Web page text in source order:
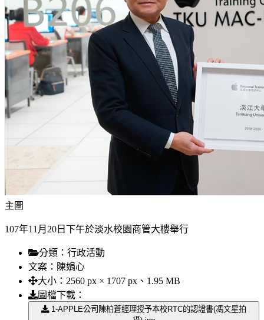
主圖
107年11月20日下午於淡水校園商管大樓舉行
分類： 行政活動
文案： 陳娟心
大小： 2560 px × 1707 px、1.95 MB
圖檔下載：
1-APPLE公司陳柏蒼經理授予本校RTC的認證書(馮文星拍